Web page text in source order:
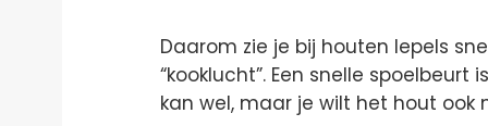
Daarom zie je bij houten lepels
“kooklucht”. Een snelle
kan wel, maar je wilt het hout